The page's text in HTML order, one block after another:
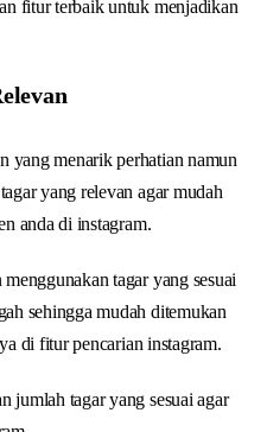
fitur terbaik untuk menjadikan
yang menarik perhatian namun
yang relevan agar mudah
anda di instagram.
tagar yang sesuai
sehingga mudah ditemukan
di fitur pencarian instagram.
jumlah tagar yang sesuai agar